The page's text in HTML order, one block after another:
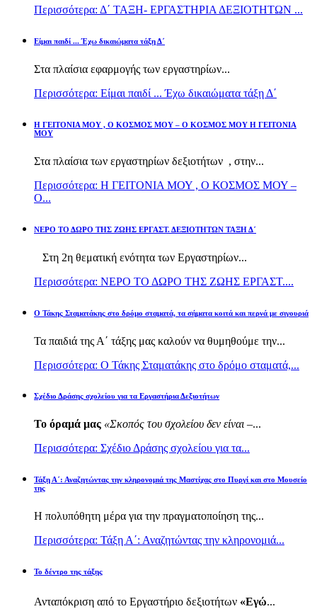
Περισσότερα: Δ΄ ΤΑΞΗ- ΕΡΓΑΣΤΗΡΙΑ ΔΕΞΙΟΤΗΤΩΝ ...
Είμαι παιδί ... Έχω δικαιώματα τάξη Δ΄
Στα πλαίσια εφαρμογής των εργαστηρίων...
Περισσότερα: Είμαι παιδί ... Έχω δικαιώματα τάξη Δ΄
Η ΓΕΙΤΟΝΙΑ ΜΟΥ , Ο ΚΟΣΜΟΣ ΜΟΥ – Ο ΚΟΣΜΟΣ ΜΟΥ Η ΓΕΙΤΟΝΙΑ
ΜΟΥ
Στα πλαίσια των εργαστηρίων δεξιοτήτων , στην...
Περισσότερα: Η ΓΕΙΤΟΝΙΑ ΜΟΥ , Ο ΚΟΣΜΟΣ ΜΟΥ –
Ο...
ΝΕΡΟ ΤΟ ΔΩΡΟ ΤΗΣ ΖΩΗΣ ΕΡΓΑΣΤ. ΔΕΞΙΟΤΗΤΩΝ ΤΑΞΗ Δ΄
Στη 2η θεματική ενότητα των Εργαστηρίων...
Περισσότερα: ΝΕΡΟ ΤΟ ΔΩΡΟ ΤΗΣ ΖΩΗΣ ΕΡΓΑΣΤ....
Ο Τάκης Σταματάκης στο δρόμο σταματά, τα σήματα κοιτά και περνά με σιγουριά
Τα παιδιά της Α΄ τάξης μας καλούν να θυμηθούμε την...
Περισσότερα: Ο Τάκης Σταματάκης στο δρόμο σταματά,...
Σχέδιο Δράσης σχολείου για τα Εργαστήρια Δεξιοτήτων
Το όραμά μας «Σκοπός του σχολείου δεν είναι –...
Περισσότερα: Σχέδιο Δράσης σχολείου για τα...
Τάξη Α΄: Αναζητώντας την κληρονομιά της Μαστίχας στο Πυργί και στο Μουσείο
της
Η πολυπόθητη μέρα για την πραγματοποίηση της...
Περισσότερα: Τάξη Α΄: Αναζητώντας την κληρονομιά...
Το δέντρο της τάξης
Ανταπόκριση από το Εργαστήριο δεξιοτήτων «Εγώ...